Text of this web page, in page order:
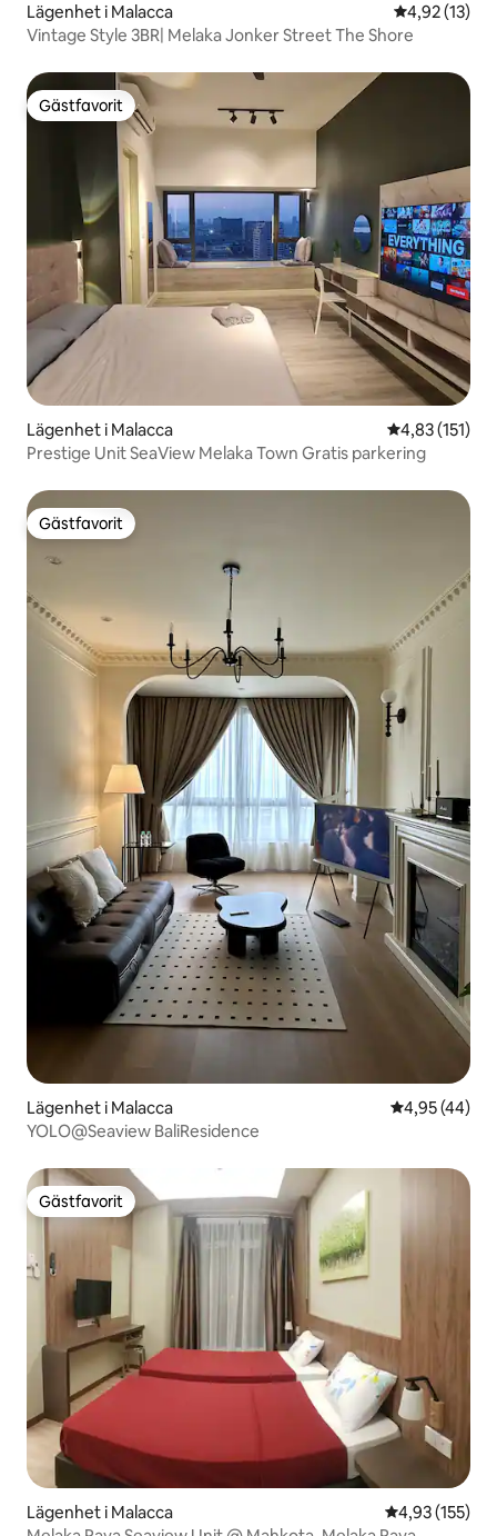
Lägenhet i Malacca 4,92 av 5 i
4,92 (13)
Vintage Style 3BR| Melaka Jonker Street The Shore
Gästfavorit
Gästfavorit
Lägenhet i Malacca 4,83 av 5 i
4,83 (151)
Prestige Unit SeaView Melaka Town Gratis parkering
Gästfavorit
Gästfavorit
Lägenhet i Malacca 4,95 av 5 i
4,95 (44)
YOLO@Seaview BaliResidence
Gästfavorit
Gästfavorit
Lägenhet i Malacca 4,93 av 5 i
4,93 (155)